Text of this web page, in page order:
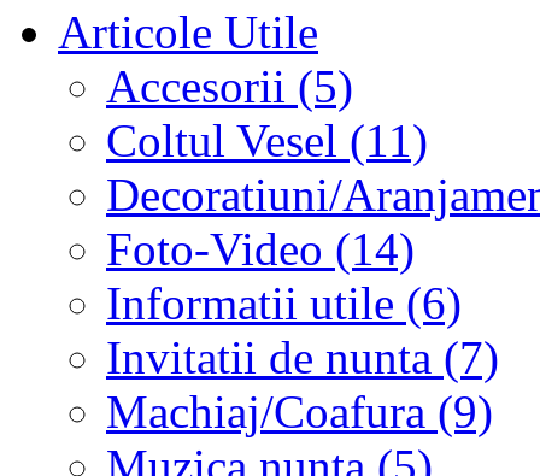
Articole Utile
Accesorii (5)
Coltul Vesel (11)
Decoratiuni/
Foto-Video (14)
Informatii utile (6)
Invitatii de nunta (7)
Machiaj/Coafura (9)
Muzica nunta (5)